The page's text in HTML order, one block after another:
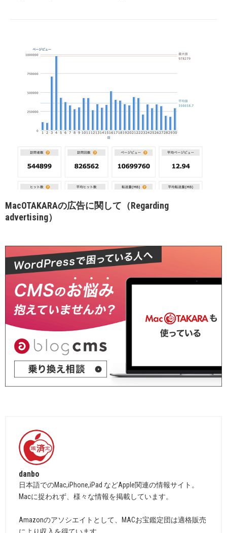
MacOTAKARAの広告に関して（Regarding
advertising）
danbo
日本語でのMac,iPhone,iPad などApple関連の情報サイト。
Macに捉われず、様々な情報を掲載しています。
Amazonのアソシエイトとして、MACお宝鑑定団は適格販売